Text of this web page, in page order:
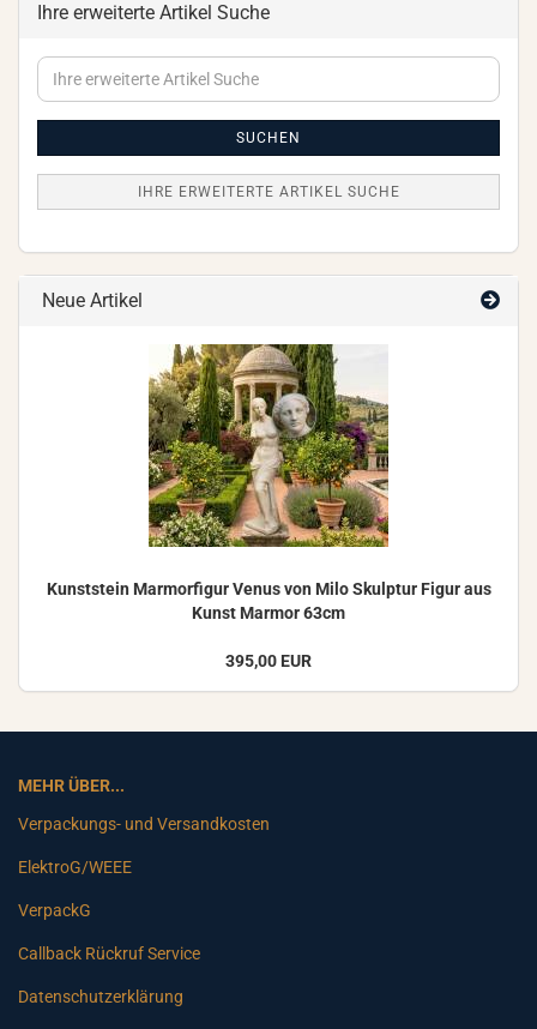
Ihre erweiterte Artikel Suche
Ihre
erweiterte
SUCHEN
IHRE ERWEITERTE ARTIKEL SUCHE
Neue Artikel
Kunst­stein Mar­mor­fi­gur Venus von Milo Skulp­tur Figur aus
Kunst Mar­mor 63cm
395,00 EUR
MEHR ÜBER...
Verpackungs- und Versandkosten
ElektroG/WEEE
VerpackG
Callback Rückruf Service
Datenschutzerklärung